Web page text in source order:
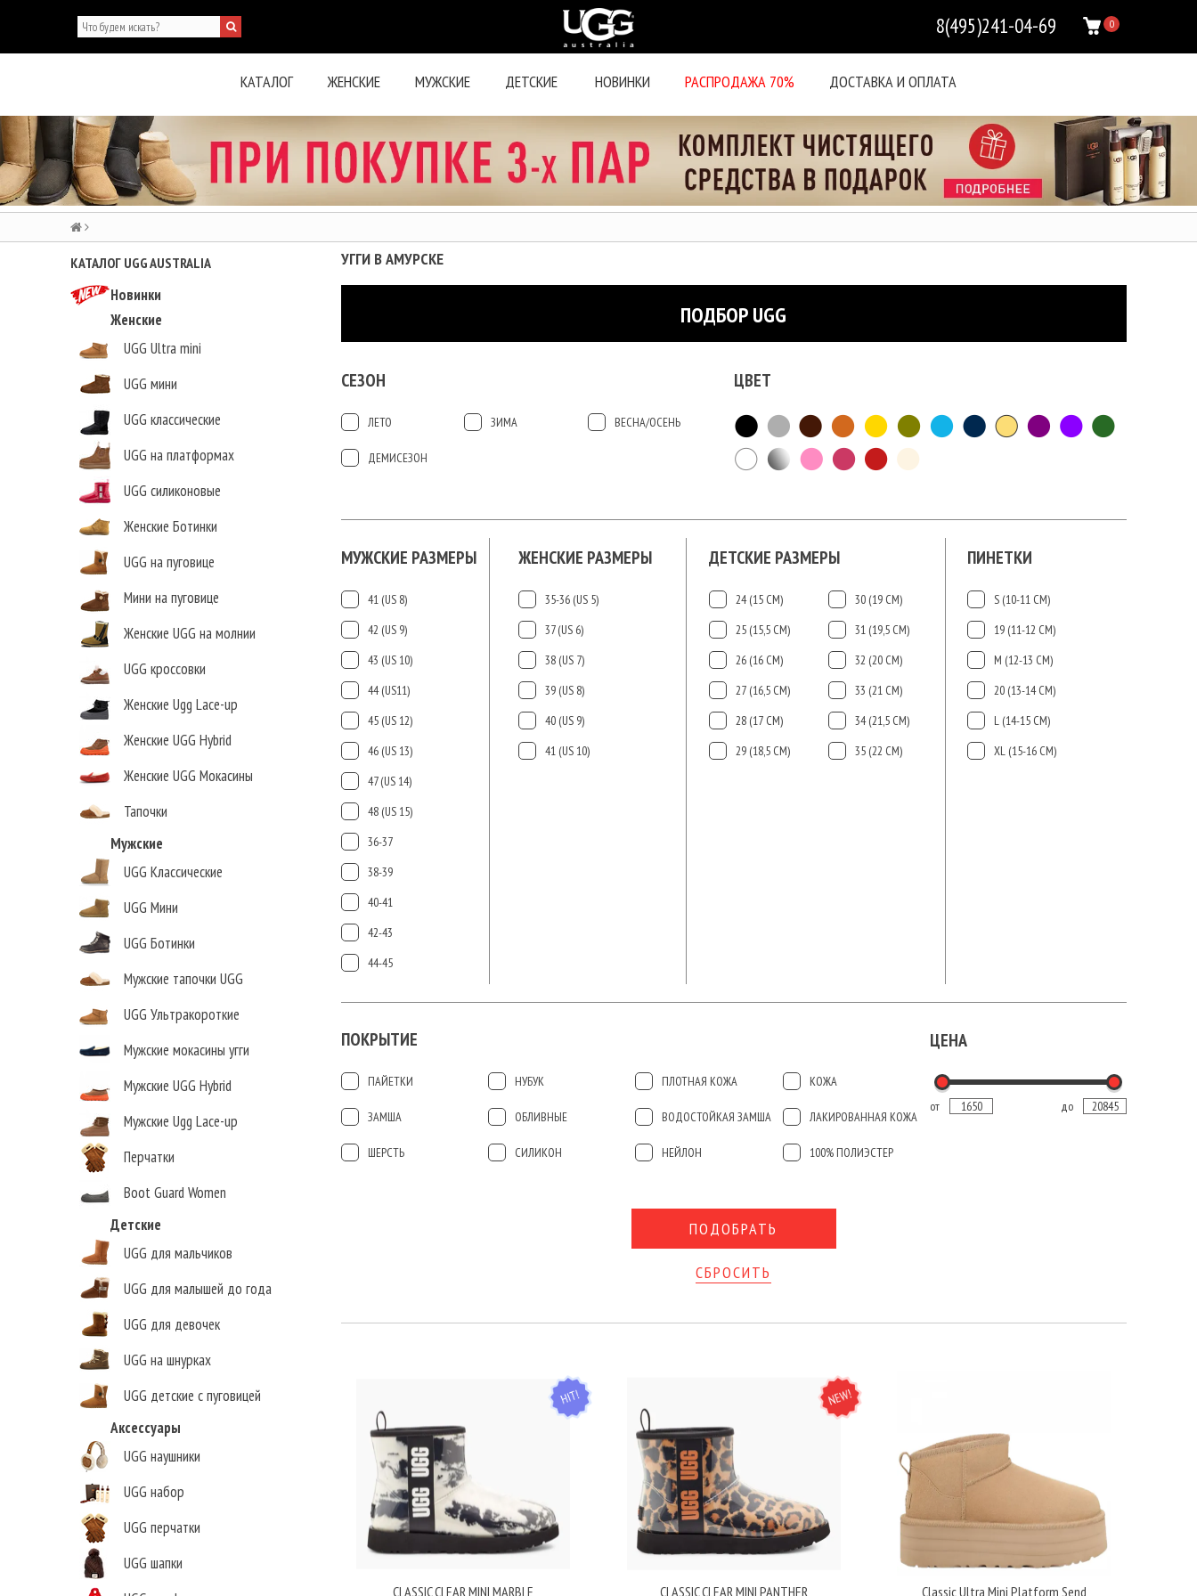
0
8(495)241-04-69
КАТАЛОГ ЖЕНСКИЕ МУЖСКИЕ ДЕТСКИЕ НОВИНКИ РАСПРОДАЖА 70% ДОСТАВКА И ОПЛАТА
КАТАЛОГ UGG AUSTRALIA
Новинки
Женские
UGG Ultra mini
UGG мини
UGG классические
UGG на платформах
UGG силиконовые
Женские Ботинки
UGG на пуговице
Мини на пуговице
Женские UGG на молнии
UGG кроссовки
Женские Ugg Lace-up
Женские UGG Hybrid
Женские UGG Мокасины
Тапочки
Мужские
UGG Классические
UGG Мини
UGG Ботинки
Мужские тапочки UGG
UGG Ультракороткие
Мужские мокасины угги
Мужские UGG Hybrid
Мужские Ugg Lace-up
Перчатки
Boot Guard Women
Детские
UGG для мальчиков
UGG для малышей до года
UGG для девочек
UGG на шнурках
UGG детские с пуговицей
Аксессуары
UGG наушники
UGG набор
UGG перчатки
UGG шапки
УГГИ В АМУРСКЕ
ПОДБОР UGG
СЕЗОН
ЛЕТО ЗИМА ВЕСНА/ОСЕНЬ
ДЕМИСЕЗОН
ЦВЕТ
ПИНЕТКИ
S (10-11 СМ)
19 (11-12 СМ)
М (12-13 СМ)
20 (13-14 СМ)
L (14-15 CМ)
ХL (15-16 CМ)
ДЕТСКИЕ РАЗМЕРЫ
24 (15 СМ)
25 (15,5 СМ)
26 (16 СМ)
27 (16,5 СМ)
28 (17 СМ)
29 (18,5 СМ)
30 (19 СМ)
31 (19,5 СМ)
32 (20 СМ)
33 (21 СМ)
34 (21,5 СМ)
35 (22 СМ)
ЖЕНСКИЕ РАЗМЕРЫ
35-36 (US 5)
37 (US 6)
38 (US 7)
39 (US 8)
40 (US 9)
41 (US 10)
МУЖСКИЕ РАЗМЕРЫ
41 (US 8)
42 (US 9)
43 (US 10)
44 (US11)
45 (US 12)
46 (US 13)
47 (US 14)
48 (US 15)
36-37
38-39
40-41
42-43
44-45
ПОКРЫТИЕ
ПАЙЕТКИ НУБУК ПЛОТНАЯ КОЖА КОЖА
ЗАМША ОБЛИВНЫЕ ВОДОСТОЙКАЯ ЗАМША ЛАКИРОВАННАЯ КОЖА
ШЕРСТЬ СИЛИКОН НЕЙЛОН 100% ПОЛИЭСТЕР
ЦЕНА
от до
СБРОСИТЬ
HIT
CLASSIC CLEAR MINI MARBLE
NEW
CLASSIC CLEAR MINI PANTHER Classic Ultra Mini Platform Send